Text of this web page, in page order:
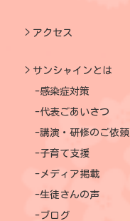
アクセス
サンシャインとは
感染症対策
代表ごあいさつ
講演・研修のご依頼
子育て支援
メディア掲載
生徒さんの声
ブログ